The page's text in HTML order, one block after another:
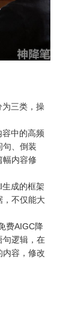
为三类，操
中的高频
句、倒装
幅内容修
成的框架
，不仅能大
费AIGC降
句逻辑，在
内容，修改